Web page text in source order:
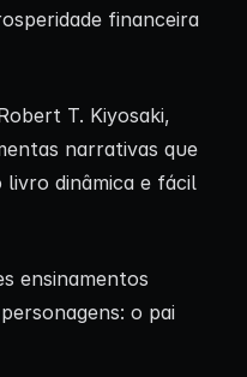
financeira
T. Kiyosaki,
narrativas que
dinâmica e fácil
ensinamentos
o pai